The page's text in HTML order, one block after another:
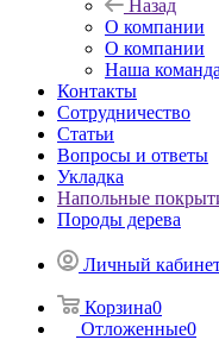
Назад
О компании
О компании
Наша команда
Контакты
Сотрудничество
Статьи
Вопросы и ответы
Укладка
Напольные
Породы дерева
Личный
Корзина0
Отложенные0